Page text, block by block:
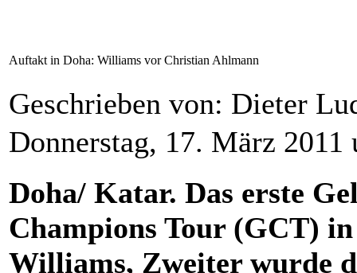
Auftakt in Doha: Williams vor Christian Ahlmann
Geschrieben von: Dieter
Donnerstag, 17. März 2011
Doha/ Katar. Das erste
Champions Tour (GCT)
Williams, Zweiter wurde